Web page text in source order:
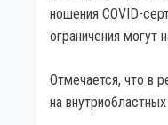
ношения COVID-
ограничения могут
Отмечается, что в
на